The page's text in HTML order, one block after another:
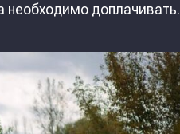
доплачивать.